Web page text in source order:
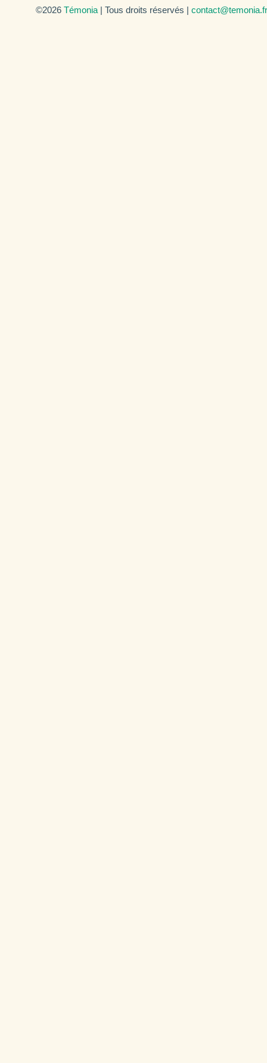
©2026 Témonia | Tous droits réservés | contact@temonia.fr